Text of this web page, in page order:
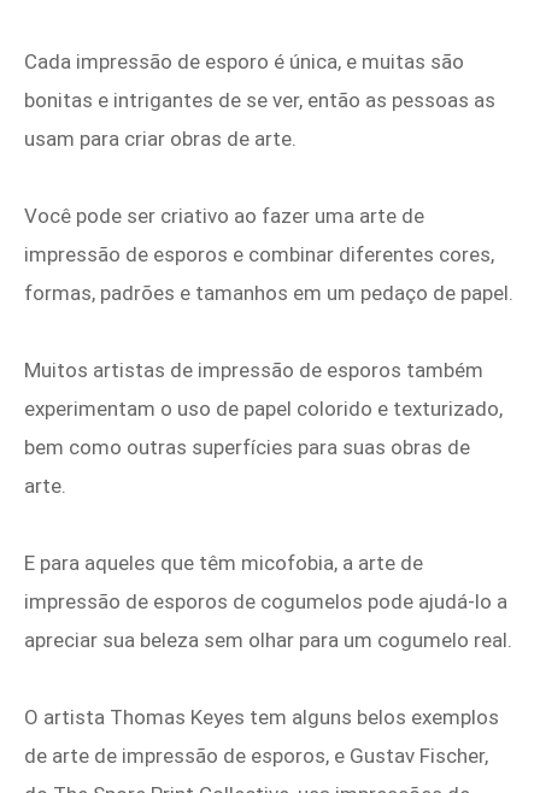
Cada impressão de esporo é única, e muitas são
bonitas e intrigantes de se ver, então as pessoas as
usam para criar obras de arte.
Você pode ser criativo ao fazer uma arte de
impressão de esporos e combinar diferentes cores,
formas, padrões e tamanhos em um pedaço de papel.
Muitos artistas de impressão de esporos também
experimentam o uso de papel colorido e texturizado,
bem como outras superfícies para suas obras de
arte.
E para aqueles que têm micofobia, a arte de
impressão de esporos de cogumelos pode ajudá-lo a
apreciar sua beleza sem olhar para um cogumelo real.
O artista Thomas Keyes tem alguns belos exemplos
de arte de impressão de esporos, e Gustav Fischer,